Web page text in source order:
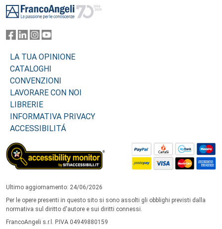
LA TUA OPINIONE
CATALOGHI
CONVENZIONI
LAVORARE CON NOI
LIBRERIE
INFORMATIVA PRIVACY
ACCESSIBILITÁ
Ultimo aggiornamento: 24/06/2026
Per le opere presenti in questo sito si sono assolti gli obblighi previsti dalla
normativa sul diritto d'autore e sui diritti connessi.
FrancoAngeli s.r.l. P.IVA 04949880159